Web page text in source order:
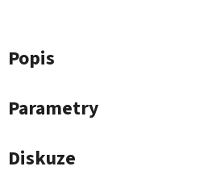
Popis
Parametry
Diskuze